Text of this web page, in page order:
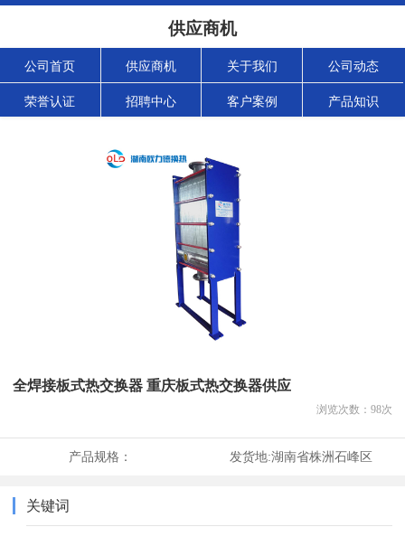
供应商机
公司首页 供应商机 关于我们 公司动态
荣誉认证 招聘中心 客户案例 产品知识
全焊接板式热交换器 重庆板式热交换器供应
浏览次数： 98次
产品规格： 发货地:湖南省株洲石峰区
关键词